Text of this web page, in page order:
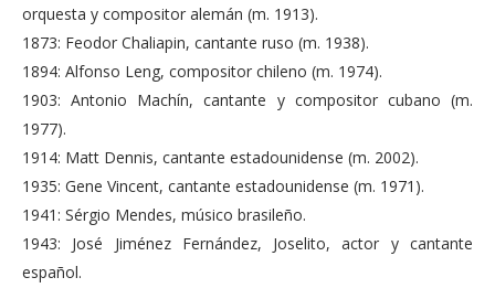
orquesta y compositor alemán (m. 1913).
1873: Feodor Chaliapin, cantante ruso (m. 1938).
1894: Alfonso Leng, compositor chileno (m. 1974).
1903: Antonio Machín, cantante y compositor cubano (m.
1977).
1914: Matt Dennis, cantante estadounidense (m. 2002).
1935: Gene Vincent, cantante estadounidense (m. 1971).
1941: Sérgio Mendes, músico brasileño.
1943: José Jiménez Fernández, Joselito, actor y cantante
español.